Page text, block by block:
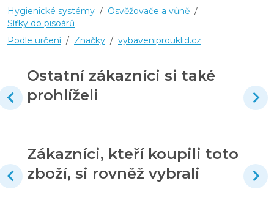
Hygienické systémy / Osvěžovače a vůně /
Síťky do pisoárů
Podle určení / Značky / vybaveniprouklid.cz
Ostatní zákazníci si také
prohlíželi
Zákazníci, kteří koupili toto
zboží, si rovněž vybrali